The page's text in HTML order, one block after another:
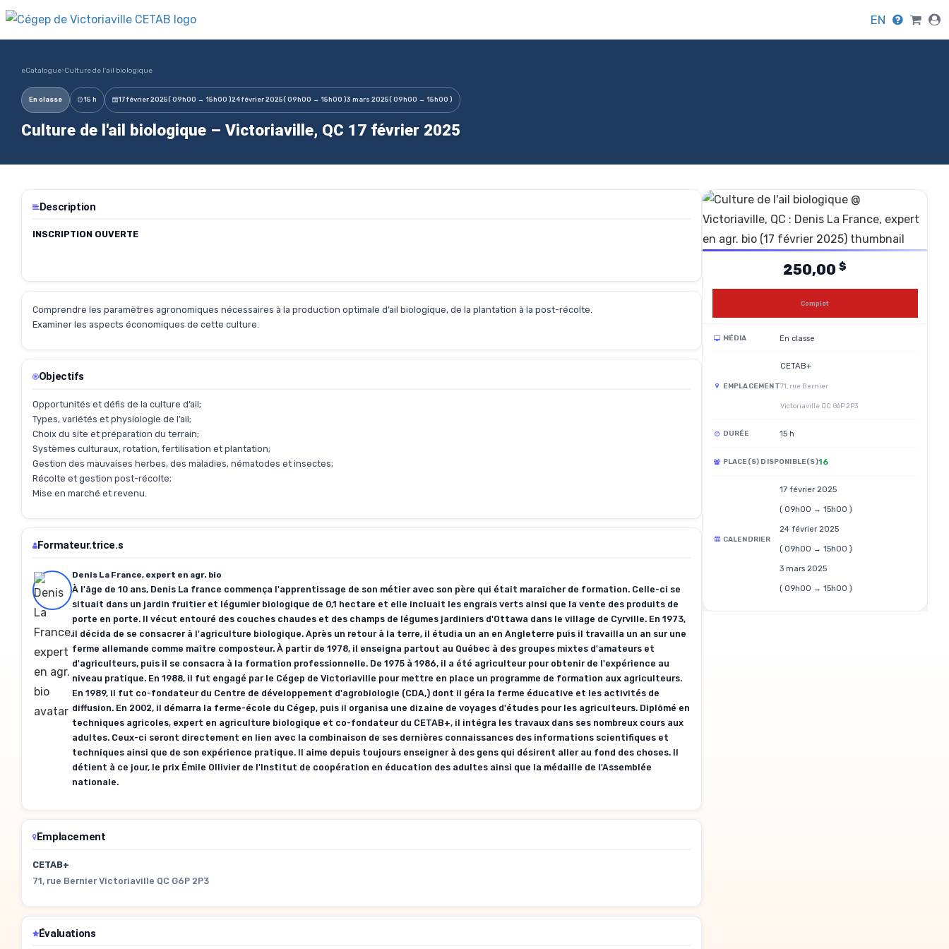
EN
eCatalogue›Culture de l'ail biologique
En classe 15 h 17 février 2025( 09h00 → 15h00 )24 février 2025( 09h00 → 15h00 )3 mars 2025( 09h00 → 15h00 )
Culture de l'ail biologique – Victoriaville, QC 17 février 2025
Description
INSCRIPTION OUVERTE
Comprendre les paramètres agronomiques nécessaires à la production optimale d’ail biologique, de la plantation à la post-récolte.
Examiner les aspects économiques de cette culture.
Objectifs
Opportunités et défis de la culture d’ail;
Types, variétés et physiologie de l’ail;
Choix du site et préparation du terrain;
Systèmes culturaux, rotation, fertilisation et plantation;
Gestion des mauvaises herbes, des maladies, nématodes et insectes;
Récolte et gestion post-récolte;
Mise en marché et revenu.
Formateur.trice.s
Denis La France, expert en agr. bio
À l'âge de 10 ans, Denis La france commença l'apprentissage de son métier avec son père qui était maraîcher de formation. Celle-ci se
situait dans un jardin fruitier et légumier biologique de 0,1 hectare et elle incluait les engrais verts ainsi que la vente des produits de
porte en porte. Il vécut entouré des couches chaudes et des champs de légumes jardiniers d'Ottawa dans le village de Cyrville. En 1973,
il décida de se consacrer à l'agriculture biologique. Après un retour à la terre, il étudia un an en Angleterre puis il travailla un an sur une
ferme allemande comme maître composteur. À partir de 1978, il enseigna partout au Québec à des groupes mixtes d'amateurs et
d'agriculteurs, puis il se consacra à la formation professionnelle. De 1975 à 1986, il a été agriculteur pour obtenir de l'expérience au
niveau pratique. En 1988, il fut engagé par le Cégep de Victoriaville pour mettre en place un programme de formation aux agriculteurs.
En 1989, il fut co-fondateur du Centre de développement d'agrobiologie (CDA,) dont il géra la ferme éducative et les activités de
diffusion. En 2002, il démarra la ferme-école du Cégep, puis il organisa une dizaine de voyages d'études pour les agriculteurs. Diplômé en
techniques agricoles, expert en agriculture biologique et co-fondateur du CETAB+, il intégra les travaux dans ses nombreux cours aux
adultes. Ceux-ci seront directement en lien avec la combinaison de ses dernières connaissances des informations scientifiques et
techniques ainsi que de son expérience pratique. Il aime depuis toujours enseigner à des gens qui désirent aller au fond des choses. Il
détient à ce jour, le prix Émile Ollivier de l'Institut de coopération en éducation des adultes ainsi que la médaille de l'Assemblée
nationale.
Emplacement
CETAB+
71, rue Bernier Victoriaville QC G6P 2P3
Évaluations
250,00 $
Complet
MÉDIA En classe
EMPLACEMENT
CETAB+
71, rue Bernier
Victoriaville QC G6P 2P3
DURÉE 15 h
PLACE(S) DISPONIBLE(S)16
CALENDRIER
17 février 2025
( 09h00 → 15h00 )
24 février 2025
( 09h00 → 15h00 )
3 mars 2025
( 09h00 → 15h00 )